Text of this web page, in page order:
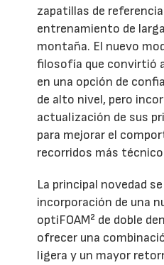
zapatillas de
entrenamiento de
montaña. El nuevo
filosofía que convirtió
en una opción de
de alto nivel, pero
actualización de sus
para mejorar el
recorridos más
La principal novedad
incorporación de una
optiFOAM² de doble
ofrecer una
ligera y un mayor